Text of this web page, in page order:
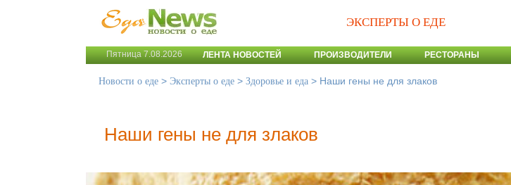
ЭКСПЕРТЫ О ЕДЕ
Пятница 7.08.2026 ЛЕНТА НОВОСТЕЙ ПРОИЗВОДИТЕЛИ РЕСТОРАНЫ
Новости о еде > Эксперты о еде > Здоровье и еда > Наши гены не для злаков
Наши гены не для злаков